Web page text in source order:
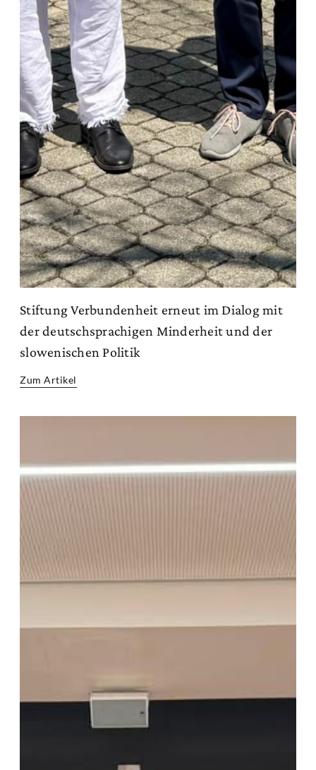
Stiftung Verbundenheit erneut im Dialog mit
der deutschsprachigen Minderheit und der
slowenischen Politik
Zum Artikel